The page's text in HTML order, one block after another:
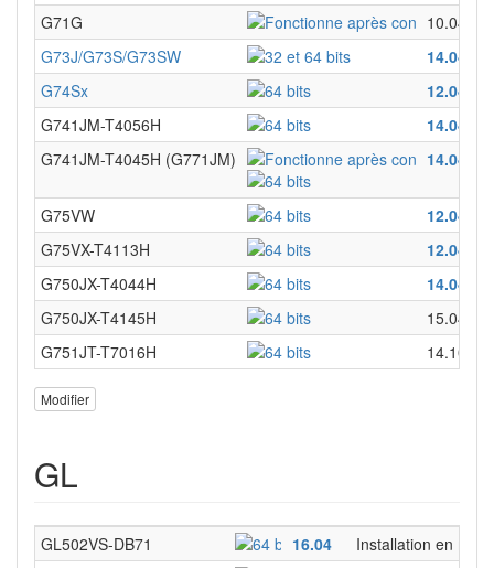
G71G
10.04
G73J/G73S/G73SW
14.04
G74Sx
12.04
G741JM-T4056H
14.04
G741JM-T4045H (G771JM)
14.04
G75VW 12.04
G75VX-T4113H
12.04
G750JX-T4044H
14.04
G750JX-T4145H
15.04
G751JT-T7016H
14.10
Modifier
GL
GL502VS-DB71 16.04
Installation en